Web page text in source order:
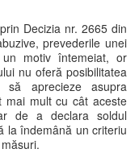
Decizia nr. 2665 din
prevederile unei
motiv întemeiat, or
nu oferă posibilitatea
să aprecieze asupra
mai mult cu cât aceste
de a declara soldul
la îndemână un criteriu